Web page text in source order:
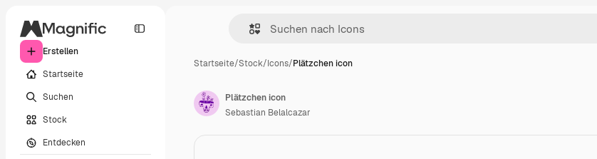
Erstellen
Startseite
Suchen
Stock
Entdecken
Startseite/Stock/Icons/Plätzchen icon
Plätzchen icon
Sebastian Belalcazar